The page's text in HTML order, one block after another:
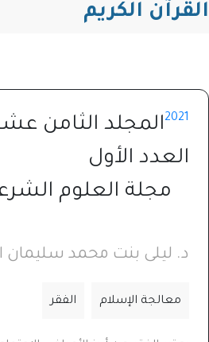
القرآن الكريم
2021المجلد الثامن
العدد الأول
مجلة العلوم
د. ليلى بنت محمد سليمان
معالجة الإسلام الفقر